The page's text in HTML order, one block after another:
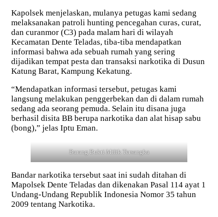
Kapolsek menjelaskan, mulanya petugas kami sedang
melaksanakan patroli hunting pencegahan curas, curat,
dan curanmor (C3) pada malam hari di wilayah
Kecamatan Dente Teladas, tiba-tiba mendapatkan
informasi bahwa ada sebuah rumah yang sering
dijadikan tempat pesta dan transaksi narkotika di Dusun
Katung Barat, Kampung Kekatung.
“Mendapatkan informasi tersebut, petugas kami
langsung melakukan penggerbekan dan di dalam rumah
sedang ada seorang pemuda. Selain itu disana juga
berhasil disita BB berupa narkotika dan alat hisap sabu
(bong),” jelas Iptu Eman.
Barang Bukti Milik Tersangka
Bandar narkotika tersebut saat ini sudah ditahan di
Mapolsek Dente Teladas dan dikenakan Pasal 114 ayat 1
Undang-Undang Republik Indonesia Nomor 35 tahun
2009 tentang Narkotika.